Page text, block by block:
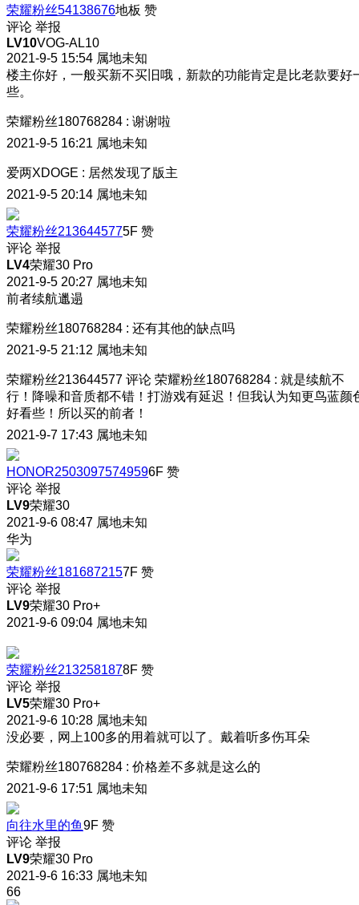
荣耀粉丝54138676地板 赞
评论 举报
LV10VOG-AL10
2021-9-5 15:54 属地未知
楼主你好，一般买新不买旧哦，新款的功能肯定是比老款要好
些。
荣耀粉丝180768284 : 谢谢啦
2021-9-5 16:21 属地未知
爱两XDOGE : 居然发现了版主
2021-9-5 20:14 属地未知
荣耀粉丝2136445775F 赞
评论 举报
LV4荣耀30 Pro
2021-9-5 20:27 属地未知
前者续航邋遢
荣耀粉丝180768284 : 还有其他的缺点吗
2021-9-5 21:12 属地未知
荣耀粉丝213644577 评论 荣耀粉丝180768284 : 就是续航不
行！降噪和音质都不错！打游戏有延迟！但我认为知更鸟蓝颜
好看些！所以买的前者！
2021-9-7 17:43 属地未知
HONOR25030975749596F 赞
评论 举报
LV9荣耀30
2021-9-6 08:47 属地未知
华为
荣耀粉丝1816872157F 赞
评论 举报
LV9荣耀30 Pro+
2021-9-6 09:04 属地未知
荣耀粉丝2132581878F 赞
评论 举报
LV5荣耀30 Pro+
2021-9-6 10:28 属地未知
没必要，网上100多的用着就可以了。戴着听多伤耳朵
荣耀粉丝180768284 : 价格差不多就是这么的
2021-9-6 17:51 属地未知
向往水里的鱼9F 赞
评论 举报
LV9荣耀30 Pro
2021-9-6 16:33 属地未知
66